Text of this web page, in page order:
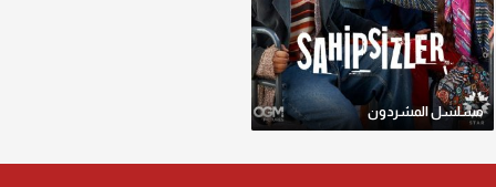
مسلسل المشردون